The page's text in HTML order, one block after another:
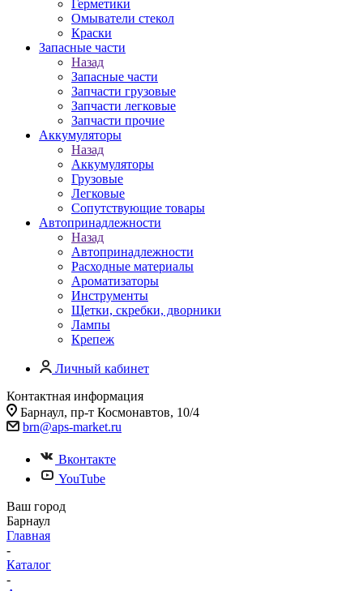
Герметики
Омыватели стекол
Краски
Запасные части
Назад
Запасные части
Запчасти грузовые
Запчасти легковые
Запчасти прочие
Аккумуляторы
Назад
Аккумуляторы
Грузовые
Легковые
Сопутствующие товары
Автопринадлежности
Назад
Автопринадлежности
Расходные материалы
Ароматизаторы
Инструменты
Щетки, скребки, дворники
Лампы
Крепеж
Личный кабинет
Контактная информация
Барнаул, пр-т Космонавтов, 10/4
brn@aps-market.ru
Вконтакте
YouTube
Ваш город
Барнаул
Главная
-
Каталог
-